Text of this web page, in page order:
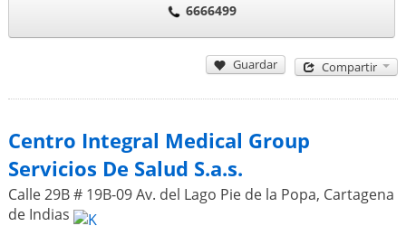
6666499
Guardar Compartir
Centro Integral Medical Group
Servicios De Salud S.a.s.
Calle 29B # 19B-09 Av. del Lago Pie de la Popa, Cartagena
de Indias